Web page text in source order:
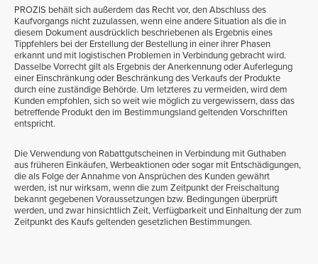
PROZIS behält sich außerdem das Recht vor, den Abschluss des
Kaufvorgangs nicht zuzulassen, wenn eine andere Situation als die in
diesem Dokument ausdrücklich beschriebenen als Ergebnis eines
Tippfehlers bei der Erstellung der Bestellung in einer ihrer Phasen
erkannt und mit logistischen Problemen in Verbindung gebracht wird.
Dasselbe Vorrecht gilt als Ergebnis der Anerkennung oder Auferlegung
einer Einschränkung oder Beschränkung des Verkaufs der Produkte
durch eine zuständige Behörde. Um letzteres zu vermeiden, wird dem
Kunden empfohlen, sich so weit wie möglich zu vergewissern, dass das
betreffende Produkt den im Bestimmungsland geltenden Vorschriften
entspricht.
Die Verwendung von Rabattgutscheinen in Verbindung mit Guthaben
aus früheren Einkäufen, Werbeaktionen oder sogar mit Entschädigungen,
die als Folge der Annahme von Ansprüchen des Kunden gewährt
werden, ist nur wirksam, wenn die zum Zeitpunkt der Freischaltung
bekannt gegebenen Voraussetzungen bzw. Bedingungen überprüft
werden, und zwar hinsichtlich Zeit, Verfügbarkeit und Einhaltung der zum
Zeitpunkt des Kaufs geltenden gesetzlichen Bestimmungen.